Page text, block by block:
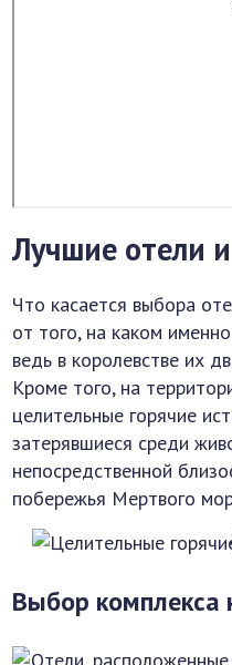
Лучшие отели
Что касается выбора
от того, на каком
ведь в королевстве их
Кроме того, на
целительные горячие
затерявшиеся среди
непосредственной
побережья Мертвого
Выбор комплекса